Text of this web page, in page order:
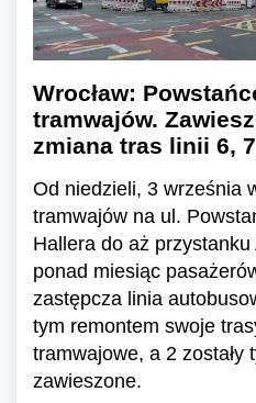
Wrocław:
tramwajów.
zmiana tras linii 6,
Od niedzieli, 3 września
tramwajów na ul.
Hallera do aż
ponad miesiąc
zastępcza linia
tym remontem swoje
tramwajowe, a 2 zostały
zawieszone.